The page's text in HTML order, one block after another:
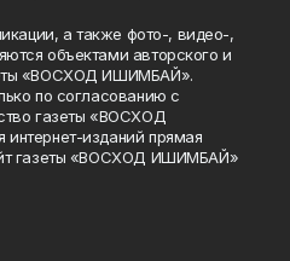
а также фото-, видео-,
объектами авторского и
«ВОСХОД ИШИМБАЙ».
по согласованию с
газеты «ВОСХОД
изданий прямая
газеты «ВОСХОД ИШИМБАЙ»